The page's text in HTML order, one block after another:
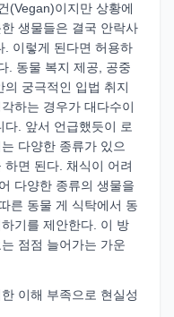
(Vegan)이지만 상황에
생물들은 결국 안락사
. 이렇게 된다면 허용하
. 동물 복지 제공, 공중
궁극적인 입법 취지
하는 경우가 대다수이
. 앞서 언급했듯이 로
다양한 종류가 있으
면 된다. 채식이 어려
다양한 종류의 생물을
른 동물 게 식탁에서 동
기를 제안한다. 이 방
점점 늘어가는 가운
이해 부족으로 현실성